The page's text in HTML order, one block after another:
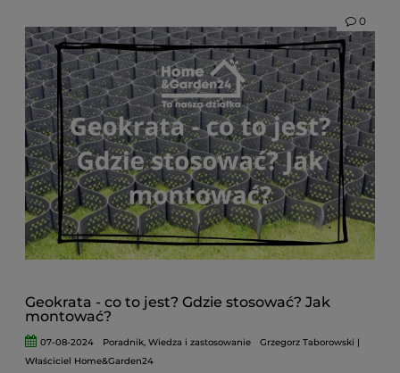
Geokrata - co to jest? Gdzie stosować? Jak
montować?
0
07-08-2024 Poradnik,Wiedza i zastosowanie
Grzegorz Taborowski |
Właściciel Home&Garden24